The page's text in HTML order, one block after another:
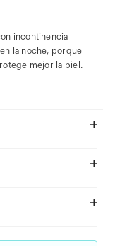
incontinencia
la noche, porque
mejor la piel.